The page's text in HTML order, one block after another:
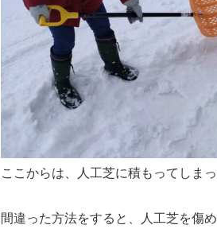
ここからは、人工芝に積もってしま
間違った方法をすると、人工芝を傷